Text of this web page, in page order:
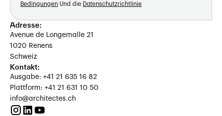
Bedingungen Und die Datenschutzrichtlinie
Adresse:
Avenue de Longemalle 21
1020 Renens
Schweiz
Kontakt:
Ausgabe: +41 21 635 16 82
Plattform: +41 21 631 10 50
info@architectes.ch